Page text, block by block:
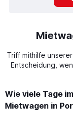
Triff mithilfe
Entscheidung,
Wie viele Tage
Mietwagen in